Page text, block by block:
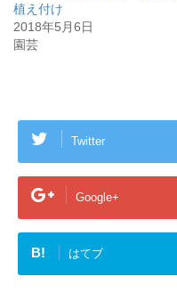
植え付け
2018年5月6日
園芸
Twitter
Google+
B! はてブ